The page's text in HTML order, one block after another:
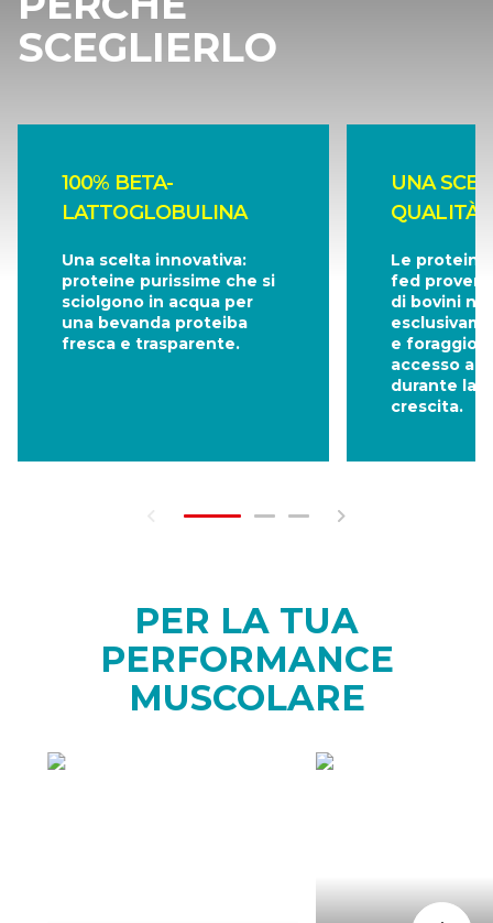
SCEGLIERLO
100% BETA-
LATTOGLOBULINA
Una scelta innovativa:
proteine purissime che si
sciolgono in acqua per
una bevanda proteiba
fresca e trasparente.
UNA
QUALITÀ
Le proteine
fed
di bovini
e foraggio,
accesso al
durante la
crescita.
PER LA TUA
PERFORMANCE
MUSCOLARE